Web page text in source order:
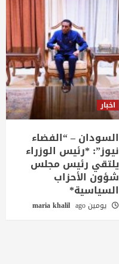
اخبار
السودان – “الفضاء
نيوز”: *رئيس الوزراء
يلتقي رئيس مجلس
شؤون الأحزاب
السياسية*
يومين ago maria khalil